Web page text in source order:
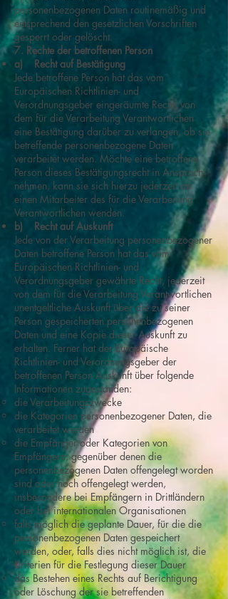
personenbezogenen Daten routinemäßig und
entsprechend den gesetzlichen Vorschriften
gesperrt oder gelöscht.
7. Rechte der betroffenen Person
a) Recht auf Bestätigung
Jede betroffene Person hat das vom
Europäischen Richtlinien- und
Verordnungsgeber eingeräumte Recht, von
dem für die Verarbeitung Verantwortlichen
eine Bestätigung darüber zu verlangen, ob sie
betreffende personenbezogene Daten
verarbeitet werden. Möchte eine betroffene
Person dieses Bestätigungsrecht in Anspruch
nehmen, kann sie sich hierzu jederzeit an
einen Mitarbeiter des für die Verarbeitung
Verantwortlichen wenden.
b) Recht auf Auskunft
Jede von der Verarbeitung personenbezogener
Daten betroffene Person hat das vom
Europäischen Richtlinien- und
Verordnungsgeber gewährte Recht, jederzeit
von dem für die Verarbeitung Verantwortlichen
unentgeltliche Auskunft über die zu seiner
Person gespeicherten personenbezogenen
Daten und eine Kopie dieser Auskunft zu
erhalten. Ferner hat der Europäische
Richtlinien- und Verordnungsgeber der
betroffenen Person Auskunft über folgende
Informationen zugestanden:
die Verarbeitungszwecke
die Kategorien personenbezogener Daten, die
verarbeitet werden
die Empfänger oder Kategorien von
Empfängern, gegenüber denen die
personenbezogenen Daten offengelegt worden
sind oder noch offengelegt werden,
insbesondere bei Empfängern in Drittländern
oder bei internationalen Organisationen
falls möglich die geplante Dauer, für die die
personenbezogenen Daten gespeichert
werden, oder, falls dies nicht möglich ist, die
Kriterien für die Festlegung dieser Dauer
das Bestehen eines Rechts auf Berichtigung
oder Löschung der sie betreffenden